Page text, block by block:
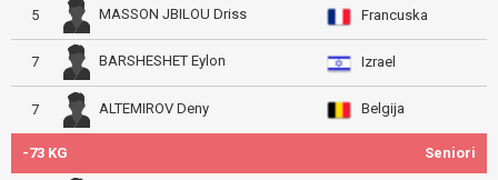
5 MASSON JBILOU Driss Francuska
7 BARSHESHET Eylon Izrael
7 ALTEMIROV Deny Belgija
-73 KG Seniori